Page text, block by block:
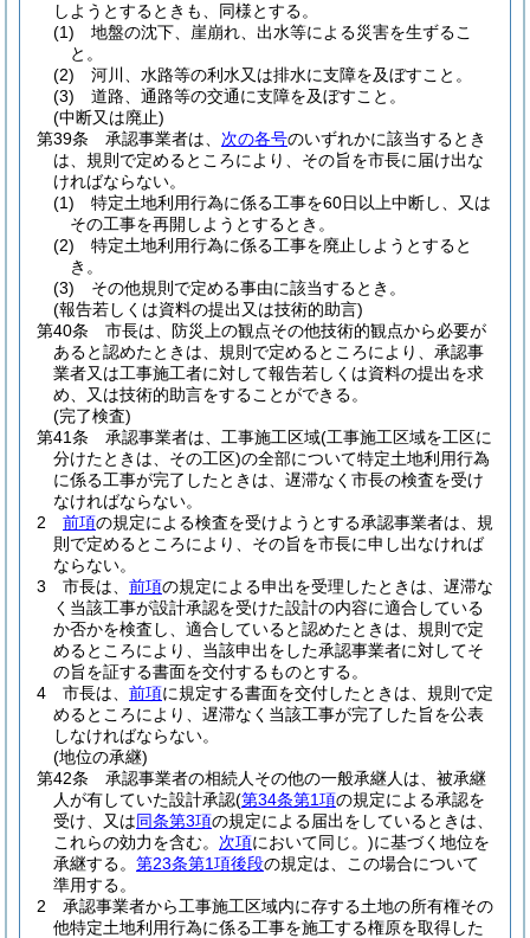
しようとするときも、同様とする。
(1)
地盤の沈下、崖崩れ、出水等による災害を生ずるこ
と。
(2)
河川、水路等の利水又は排水に支障を及ぼすこと。
(3)
道路、通路等の交通に支障を及ぼすこと。
(中断又は廃止)
第39条
承認事業者は、 次の各号のいずれかに該当するとき
は、規則で定めるところにより、その旨を市長に届け出な
ければならない。
(1)
特定土地利用行為に係る工事を60日以上中断し、又は
その工事を再開しようとするとき。
(2)
特定土地利用行為に係る工事を廃止しようとすると
き。
(3)
その他規則で定める事由に該当するとき。
(報告若しくは資料の提出又は技術的助言)
第40条
市長は、防災上の観点その他技術的観点から必要が
あると認めたときは、規則で定めるところにより、承認事
業者又は工事施工者に対して報告若しくは資料の提出を求
め、又は技術的助言をすることができる。
(完了検査)
第41条
承認事業者は、工事施工区域(工事施工区域を工区に
分けたときは、その工区)の全部について特定土地利用行為
に係る工事が完了したときは、遅滞なく市長の検査を受け
なければならない。
2
前項の規定による検査を受けようとする承認事業者は、規
則で定めるところにより、その旨を市長に申し出なければ
ならない。
3
市長は、 前項の規定による申出を受理したときは、遅滞な
く当該工事が設計承認を受けた設計の内容に適合している
か否かを検査し、適合していると認めたときは、規則で定
めるところにより、当該申出をした承認事業者に対してそ
の旨を証する書面を交付するものとする。
4
市長は、 前項に規定する書面を交付したときは、規則で定
めるところにより、遅滞なく当該工事が完了した旨を公表
しなければならない。
(地位の承継)
第42条
承認事業者の相続人その他の一般承継人は、被承継
人が有していた設計承認(第34条第1項の規定による承認を
受け、又は同条第3項の規定による届出をしているときは、
これらの効力を含む。 次項において同じ。)に基づく地位を
承継する。 第23条第1項後段の規定は、この場合について
準用する。
2
承認事業者から工事施工区域内に存する土地の所有権その
他特定土地利用行為に係る工事を施工する権原を取得した